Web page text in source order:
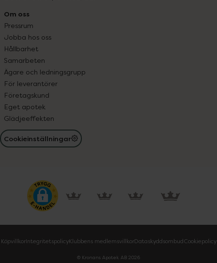
Om oss
Pressrum
Jobba hos oss
Hållbarhet
Samarbeten
Ägare och ledningsgrupp
För leverantörer
Företagskund
Eget apotek
Glädjeeffekten
Cookieinställningar
KöpvillkorIntegritetspolicyKlubbens medlemsvillkorDataskyddsombudCookiepolicy
© Kronans Apotek AB 2026